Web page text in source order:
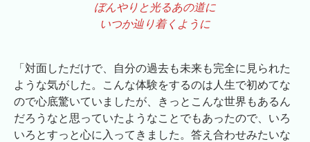
ぼんやりと光るあの道に
いつか辿り着くように
「対面しただけで、自分の過去も未来も完全に見られた
ような気がした。こんな体験をするのは人生で初めてな
ので心底驚いていましたが、きっとこんな世界もあるん
だろうなと思っていたようなことでもあったので、いろ
いろとすっと心に入ってきました。答え合わせみたいな